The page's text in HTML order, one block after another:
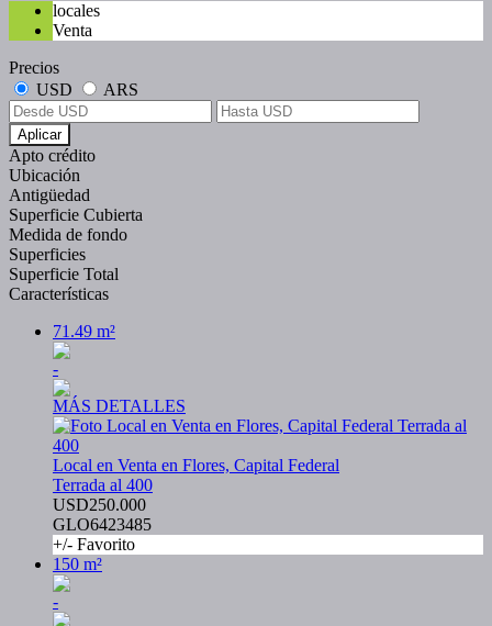
locales
Venta
Precios
USD
ARS
Aplicar
Apto crédito
Ubicación
Antigüedad
Superficie Cubierta
Medida de fondo
Superficies
Superficie Total
Características
71.49 m²
-
MÁS DETALLES
Local en Venta en Flores, Capital Federal
Terrada al 400
USD250.000
GLO6423485
+/- Favorito
150 m²
-